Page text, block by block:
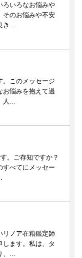
ろいろなお悩みや
そのお悩みや不安
...
。このメッセージ
お悩みを抱えて過
...
。ご存知ですか？
すべてにメッセー
リノア在籍鑑定師
します。私は、タ
...